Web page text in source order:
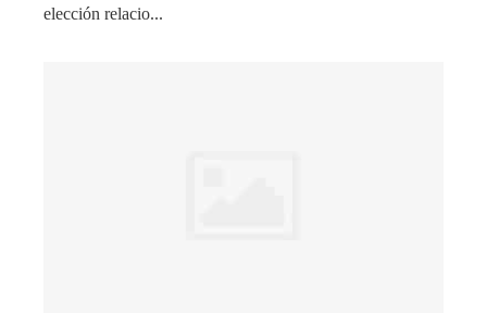
elección relacio...